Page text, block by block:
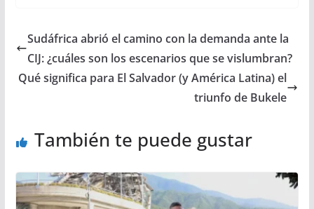
Sudáfrica abrió el camino con la demanda ante la
CIJ: ¿cuáles son los escenarios que se vislumbran?
Qué significa para El Salvador (y América Latina) el
triunfo de Bukele
También te puede gustar